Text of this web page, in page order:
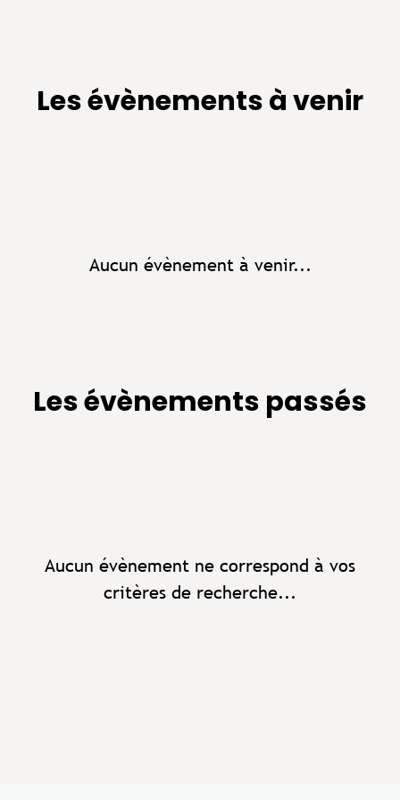
Les évènements à venir
Aucun évènement à venir...
Les évènements passés
Aucun évènement ne correspond à vos
critères de recherche...